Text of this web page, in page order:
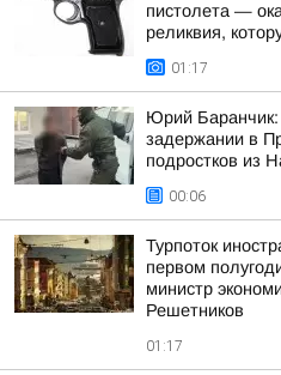
пистолета —
реликвия,
01:17
Юрий
задержании в
подростков из
00:06
Турпоток
первом
министр
Решетников
01:17